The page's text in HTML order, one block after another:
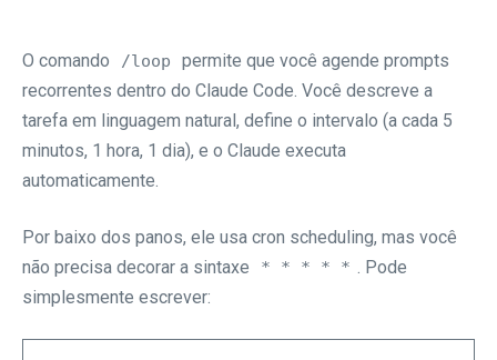
O comando /loop
permite que você agende prompts
recorrentes dentro do Claude Code. Você descreve a
tarefa em linguagem natural, define o intervalo (a cada 5
minutos, 1 hora, 1 dia), e o Claude executa
automaticamente.
Por baixo dos panos, ele usa cron scheduling, mas você
não precisa decorar a sintaxe
* * * * * . Pode
simplesmente escrever: